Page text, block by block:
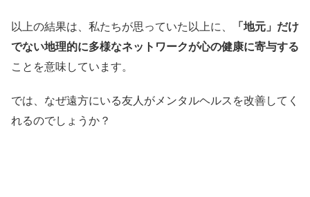
以上の結果は、私たちが思っていた以上に、
「地元」だけ
でない地理的に多様なネットワークが心の健康に寄与する
ことを意味しています。
では、なぜ遠方にいる友人がメンタルヘルスを改善してく
れるのでしょうか？